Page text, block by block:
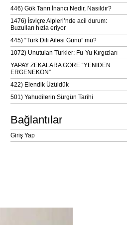
446) Gök Tanrı İnancı Nedir, Nasıldır?
1476) İsviçre Alpleri’nde acil durum:
Buzulları hızla eriyor
445) “Türk Dili Ailesi Günü” mü?
1072) Unutulan Türkler: Fu-Yu Kırgızları
YAPAY ZEKALARA GÖRE “YENİDEN
ERGENEKON”
422) Elendik Üzüldük
501) Yahudilerin Sürgün Tarihi
Bağlantılar
Giriş Yap